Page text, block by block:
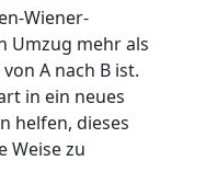
Wiener-
Umzug mehr als
A nach B ist.
in ein neues
helfen, dieses
Weise zu